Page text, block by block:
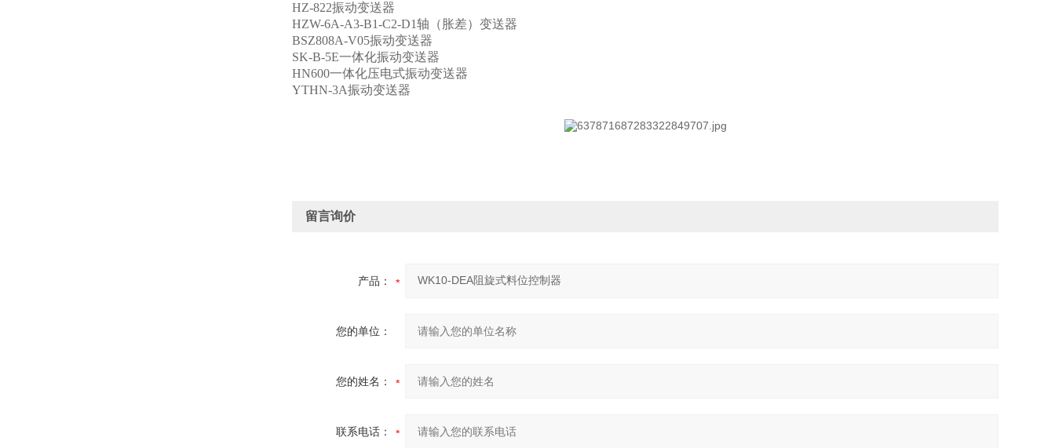
HZ-822振动变送器
HZW-6A-A3-B1-C2-D1轴（胀差）变送器
BSZ808A-V05振动变送器
SK-B-5E一体化振动变送器
HN600一体化压电式振动变送器
YTHN-3A振动变送器
留言询价
产品：
您的单位：
您的姓名：
联系电话：